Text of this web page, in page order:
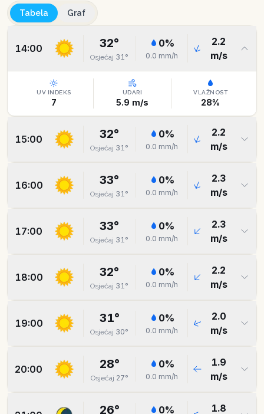
Tabela
Graf
14:00 32°
Osjećaj 31°
0%
0.0 mm/h
2.2
m/s
UV INDEKS
7
UDARI
5.9 m/s
VLAŽNOST
28%
15:00 32°
Osjećaj 31°
0%
0.0 mm/h
2.2
m/s
16:00 33°
Osjećaj 31°
0%
0.0 mm/h
2.3
m/s
17:00 33°
Osjećaj 31°
0%
0.0 mm/h
2.3
m/s
18:00 32°
Osjećaj 31°
0%
0.0 mm/h
2.2
m/s
19:00 31°
Osjećaj 30°
0%
0.0 mm/h
2.0
m/s
20:00 28°
Osjećaj 27°
0%
0.0 mm/h
1.9
m/s
26° 0%
1.8